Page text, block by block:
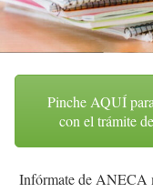
Pinche AQUÍ
con el trámite
Infórmate de ANECA